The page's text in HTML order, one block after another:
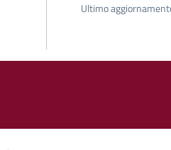
Ultimo